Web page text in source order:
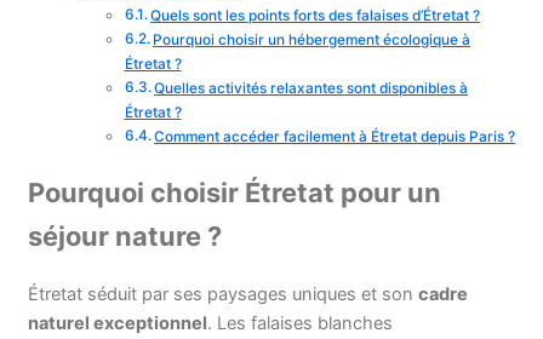
Quels sont les points forts des falaises d’Étretat ?
Pourquoi choisir un hébergement écologique à
Étretat ?
Quelles activités relaxantes sont disponibles à
Étretat ?
Comment accéder facilement à Étretat depuis Paris ?
Pourquoi choisir Étretat pour un
séjour nature ?
Étretat séduit par ses paysages uniques et son cadre
naturel exceptionnel. Les falaises blanches